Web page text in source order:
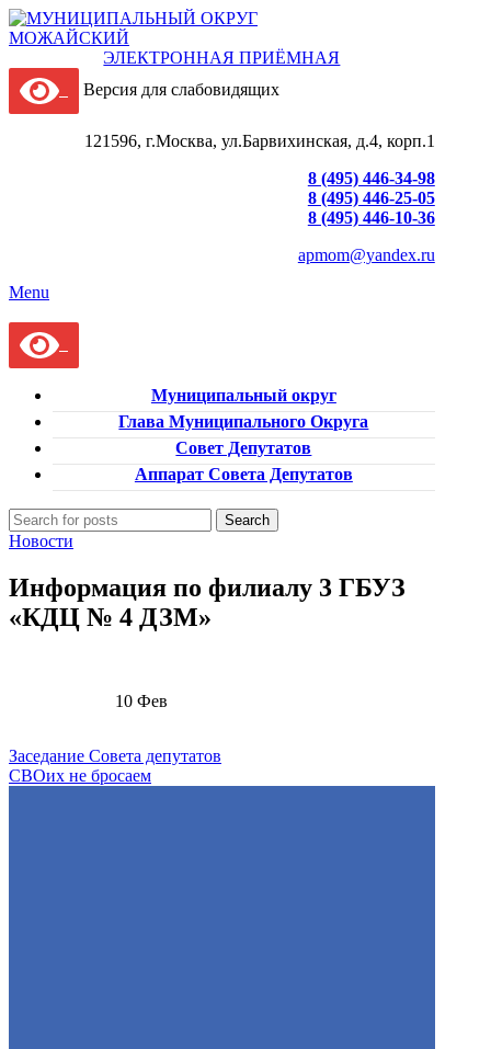
ЭЛЕКТРОННАЯ ПРИЁМНАЯ
Версия для слабовидящих
121596, г.Москва, ул.Барвихинская, д.4, корп.1
8 (495) 446-34-98
8 (495) 446-25-05
8 (495) 446-10-36
apmom@yandex.ru
Menu
Муниципальный округ
Глава Муниципального Округа
Совет Депутатов
Аппарат Совета Депутатов
Search
Новости
Информация по филиалу 3 ГБУЗ
«КДЦ № 4 ДЗМ»
10Фев
Заседание Совета депутатов
СВОих не бросаем